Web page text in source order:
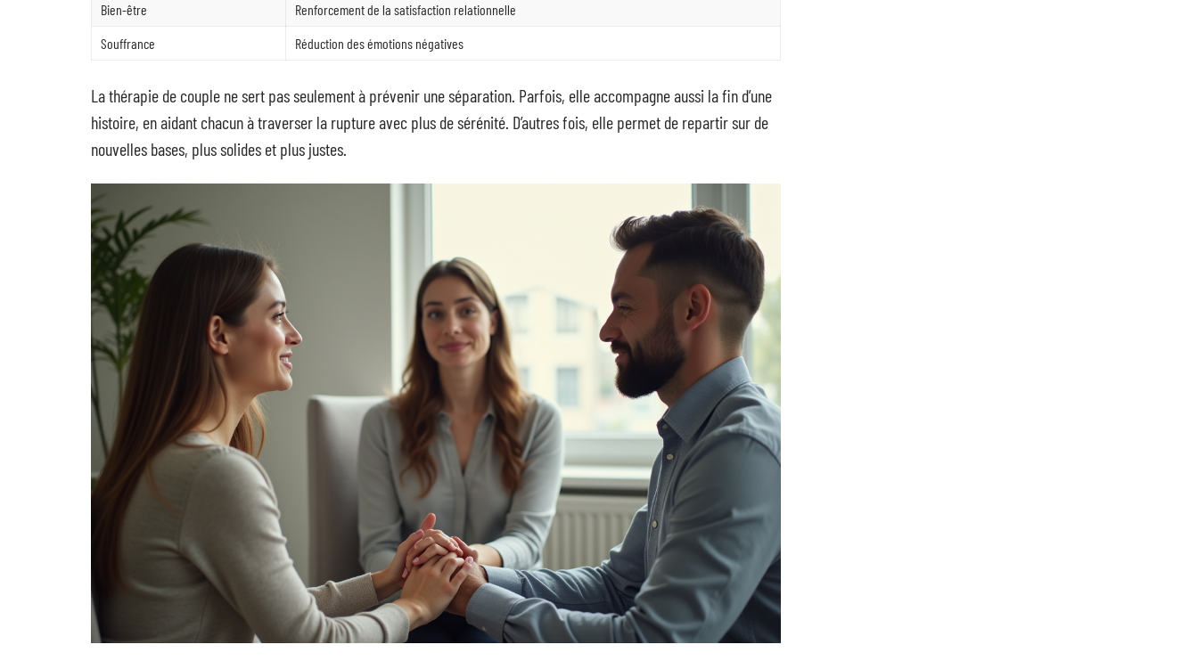
Bien-être
Renforcement de la satisfaction relationnelle
Souffrance
Réduction des émotions négatives
La thérapie de couple ne sert pas seulement à prévenir une séparation. Parfois, elle accompagne aussi la fin d’une
histoire, en aidant chacun à traverser la rupture avec plus de sérénité. D’autres fois, elle permet de repartir sur de
nouvelles bases, plus solides et plus justes.